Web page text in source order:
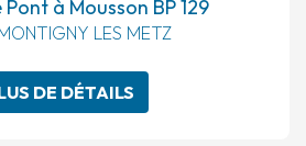
à Mousson BP 129
LES METZ
DE DÉTAILS